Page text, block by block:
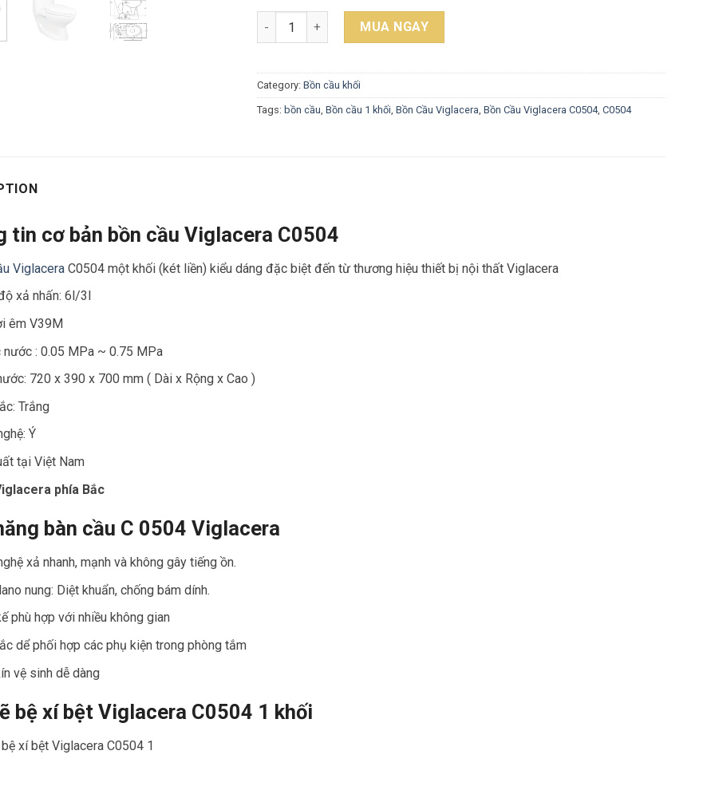
Bồn Cầu Viglacera C0504 Nắp Êm V39M 1 Khối quantity
MUA NGAY
Category:Bồn cầu khối
Tags: bồn cầu,Bồn cầu 1 khối,Bồn Cầu Viglacera,Bồn Cầu Viglacera C0504,C0504
tin cơ bản bồn cầu Viglacera C0504
ViglaceraC0504 một khối (két liền) kiểu dáng đặc biệt đến từ thương hiệu thiết bị nội thất Viglacera
xả nhấn: 6l/3l
êm V39M
: 0.05 MPa ~ 0.75 MPa
720 x 390 x 700 mm ( Dài x Rộng x Cao )
Trắng
Ý
tại Việt Nam
phía Bắc
bàn cầu C 0504 Viglacera
xả nhanh, mạnh và không gây tiếng ồn.
nung: Diệt khuẩn, chống bám dính.
phù hợp với nhiều không gian
dể phối hợp các phụ kiện trong phòng tắm
vệ sinh dễ dàng
bệ xí bệt Viglacera C0504 1 khối